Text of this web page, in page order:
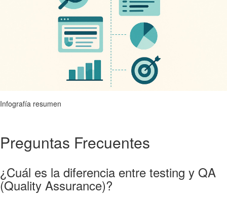
Infografía resumen
Preguntas Frecuentes
¿Cuál es la diferencia entre testing y QA
(Quality Assurance)?